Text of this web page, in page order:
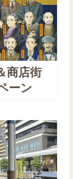
商店街
ーン